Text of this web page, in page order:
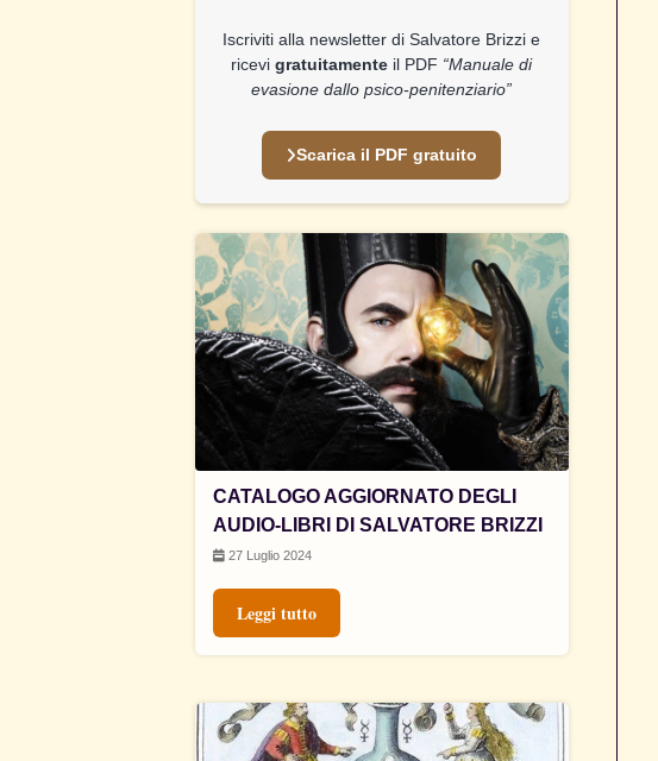
Iscriviti alla newsletter di Salvatore Brizzi e
ricevigratuitamente il PDF “Manuale di
evasione dallo psico-penitenziario”
Scarica il PDF gratuito
CATALOGO AGGIORNATO DEGLI
AUDIO-LIBRI DI SALVATORE BRIZZI
27 Luglio 2024
Leggi tutto